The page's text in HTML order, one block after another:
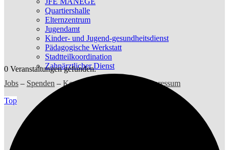
Quartiershalle
Elternzentrum
Jugendamt
Kinder- und Jugend-gesundheitsdienst
Pädagogische Werkstatt
Stadtteilkoordination
Zahnärztlicher Dienst
Jobs – Spenden – Kontakt
Impressum
Top
0 Veranstaltungen gefunden.